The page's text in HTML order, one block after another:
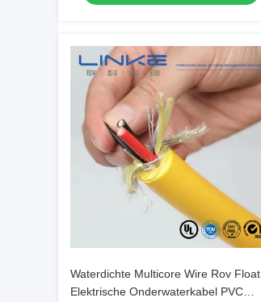
Waterdichte Multicore Wire Rov Float
Elektrische Onderwaterkabel PVC